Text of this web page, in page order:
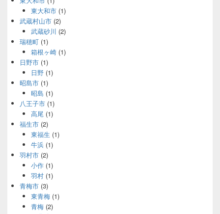
東大和市(1)
武蔵村山市 (2)
武蔵砂川 (2)
瑞穂町 (1)
箱根ヶ崎(1)
日野市 (1)
日野(1)
昭島市 (1)
昭島 (1)
八王子市 (1)
高尾(1)
福生市 (2)
東福生 (1)
牛浜(1)
羽村市 (2)
小作(1)
羽村(1)
青梅市 (3)
東青梅(1)
青梅(2)